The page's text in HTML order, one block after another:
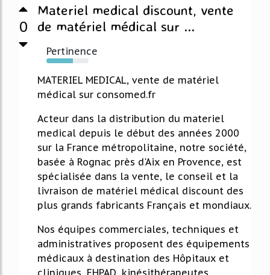
0
Materiel medical discount, vente
de matériel médical sur ...
Pertinence
63%
MATERIEL MEDICAL, vente de matériel
médical sur consomed.fr
Acteur dans la distribution du materiel
medical depuis le début des années 2000
sur la France métropolitaine, notre société,
basée à Rognac près d'Aix en Provence, est
spécialisée dans la vente, le conseil et la
livraison de matériel médical discount des
plus grands fabricants Français et mondiaux.
Nos équipes commerciales, techniques et
administratives proposent des équipements
médicaux à destination des Hôpitaux et
cliniques, EHPAD, kinésithérapeutes,